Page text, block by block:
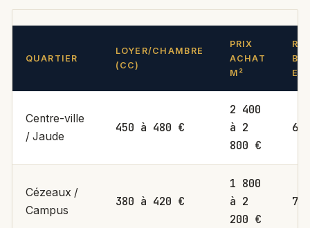
QUARTIER
LOYER/CHAMBRE
(CC)
PRIX
ACHAT
M²
Centre-ville
/ Jaude
450 à 480 €
2 400
à 2
800 €
6
Cézeaux /
Campus
380 à 420 €
1 800
à 2
200 €
7